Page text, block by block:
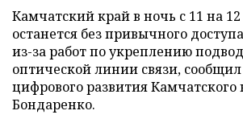
Камчатский край в ночь с 11 на 12
останется без привычного
из-за работ по укреплению
оптической линии связи,
цифрового развития Камчатского
Бондаренко.